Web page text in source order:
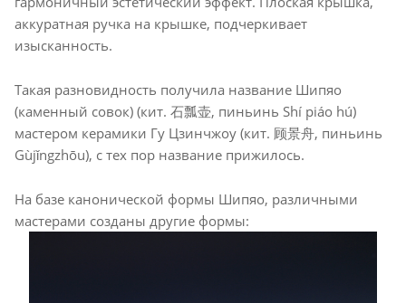
аккуратная ручка на крышке, подчеркивает
изысканность.
Такая разновидность получила название Шипяо
(каменный совок) (кит. 石瓢壶, пиньинь Shí piáo hú)
мастером керамики Гу Цзинчжоу (кит. 顾景舟, пиньинь
Gùjǐngzhōu), с тех пор название прижилось.
На базе канонической формы Шипяо, различными
мастерами созданы другие формы: